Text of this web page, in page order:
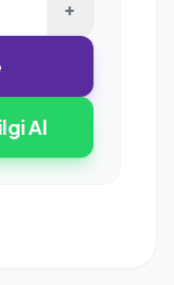
+
Al